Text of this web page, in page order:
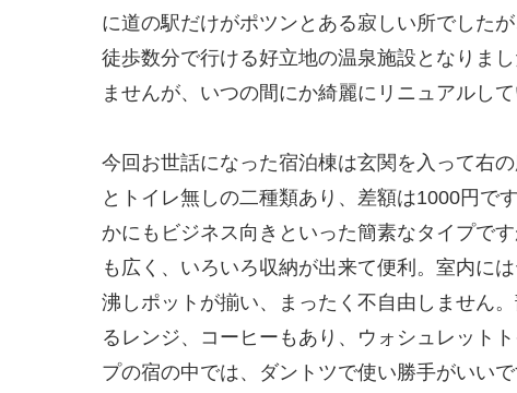
に道の駅だけがポツンとある寂しい所でした
徒歩数分で行ける好立地の温泉施設となりま
ませんが、いつの間にか綺麗にリニュアルして
今回お世話になった宿泊棟は玄関を入って右
とトイレ無しの二種類あり、差額は1000円で
かにもビジネス向きといった簡素なタイプで
も広く、いろいろ収納が出来て便利。室内に
沸しポットが揃い、まったく不自由しません
るレンジ、コーヒーもあり、ウォシュレット
プの宿の中では、ダントツで使い勝手がいいで